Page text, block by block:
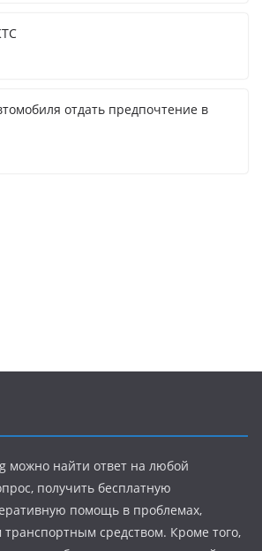
отдать предпочтение в
можно найти ответ на любой
получить бесплатную
помощь в проблемах,
средством. Кроме того,